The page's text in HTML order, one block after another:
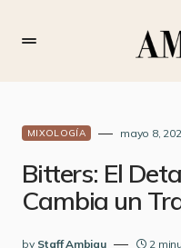
MIXOLOGÍA mayo 8,
Bitters: El
Cambia un
by Staff Ambigu 2